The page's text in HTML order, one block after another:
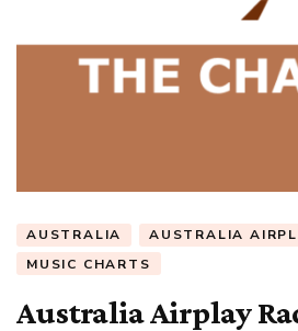
AUSTRALIA
AUSTRALIA
MUSIC CHARTS
Australia Airplay